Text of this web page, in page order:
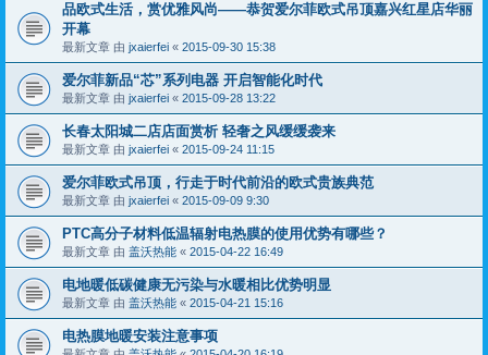
品欧式生活，赏优雅风尚——恭贺爱尔菲欧式吊顶嘉兴红星店华丽
开幕
最新文章 由 jxaierfei « 2015-09-30 15:38
爱尔菲新品“芯”系列电器 开启智能化时代
最新文章 由 jxaierfei « 2015-09-28 13:22
长春太阳城二店店面赏析 轻奢之风缓缓袭来
最新文章 由 jxaierfei « 2015-09-24 11:15
爱尔菲欧式吊顶，行走于时代前沿的欧式贵族典范
最新文章 由 jxaierfei « 2015-09-09 9:30
PTC高分子材料低温辐射电热膜的使用优势有哪些？
最新文章 由 盖沃热能 « 2015-04-22 16:49
电地暖低碳健康无污染与水暖相比优势明显
最新文章 由 盖沃热能 « 2015-04-21 15:16
电热膜地暖安装注意事项